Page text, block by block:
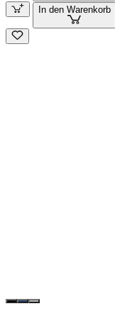
In den Warenkorb